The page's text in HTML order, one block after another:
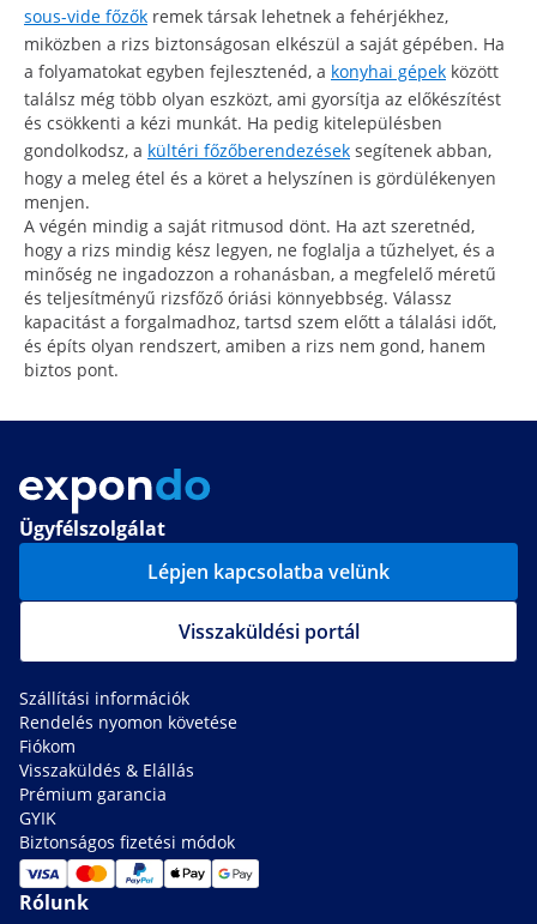
sous-vide főzők remek társak lehetnek a fehérjékhez,
miközben a rizs biztonságosan elkészül a saját gépében. Ha
a folyamatokat egyben fejlesztenéd, a konyhai gépek között
találsz még több olyan eszközt, ami gyorsítja az előkészítést
és csökkenti a kézi munkát. Ha pedig kitelepülésben
gondolkodsz, a kültéri főzőberendezések segítenek abban,
hogy a meleg étel és a köret a helyszínen is gördülékenyen
menjen.
A végén mindig a saját ritmusod dönt. Ha azt szeretnéd,
hogy a rizs mindig kész legyen, ne foglalja a tűzhelyet, és a
minőség ne ingadozzon a rohanásban, a megfelelő méretű
és teljesítményű rizsfőző óriási könnyebbség. Válassz
kapacitást a forgalmadhoz, tartsd szem előtt a tálalási időt,
és építs olyan rendszert, amiben a rizs nem gond, hanem
biztos pont.
Ügyfélszolgálat
Lépjen kapcsolatba velünk
Visszaküldési portál
Szállítási információk
Rendelés nyomon követése
Fiókom
Visszaküldés & Elállás
Prémium garancia
GYIK
Biztonságos fizetési módok
Rólunk